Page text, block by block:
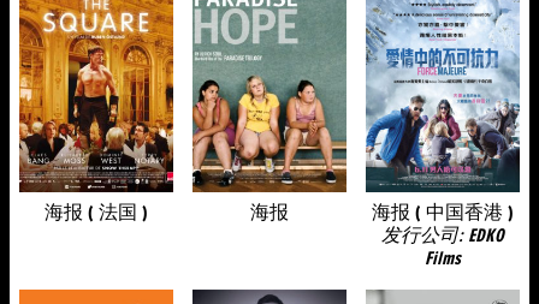
海报 ( 法国 ) 海报
海报 ( 中国香港 )
发行公司: EDKO
Films